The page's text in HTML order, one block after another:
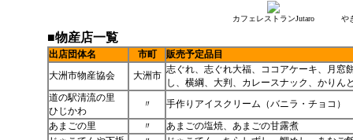
カフェレストランJutaro や
■物産店一覧
出店団体名 市町
販売予定品目
大洲市物産協会
大洲市
志ぐれ、志ぐれ大福、ココアケーキ、月窓
し、横綱、大判、カレースナック、かりん
道の駅清流の里
ひじかわ
〃
手作りアイスクリーム（バニラ・チョコ）
あまごの里
〃
あまごの塩焼、あまごの甘露煮